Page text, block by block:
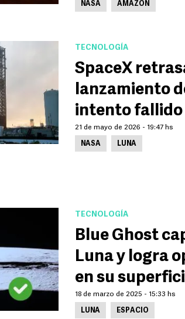
NASA AMAZON
TECNOLOGÍA
SpaceX
lanzamiento
intento fallido
21 de mayo de 2026 - 19:47 hs
NASA LUNA
TECNOLOGÍA
Blue Ghost
Luna y logra
en su
18 de marzo de 2025 - 15:33 hs
LUNA ESPACIO